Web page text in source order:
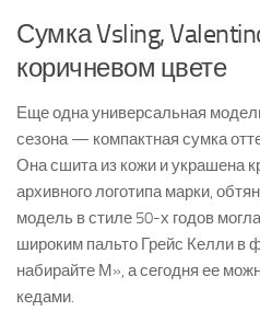
Сумка Vsling,
коричневом цвете
Еще одна универсальная
сезона — компактная сумка
Она сшита из кожи и украшена
архивного логотипа марки,
модель в стиле 50-х годов
широким пальто Грейс Келли в
набирайте М», а сегодня ее
кедами.